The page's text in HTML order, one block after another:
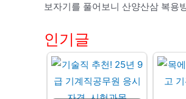
보자기를 풀어보니 산양산삼 복용
인기글